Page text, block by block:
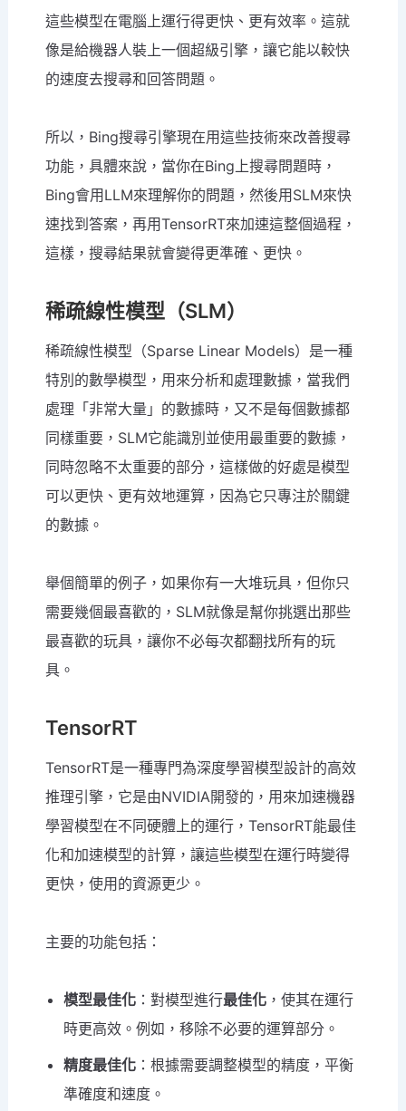
這些模型在電腦上運行得更快、更有效率。這就
像是給機器人裝上一個超級引擎，讓它能以較快
的速度去搜尋和回答問題。
所以，Bing搜尋引擎現在用這些技術來改善搜尋
功能，具體來說，當你在Bing上搜尋問題時，
Bing會用LLM來理解你的問題，然後用SLM來快
速找到答案，再用TensorRT來加速這整個過程，
這樣，搜尋結果就會變得更準確、更快。
稀疏線性模型（SLM）
稀疏線性模型（Sparse Linear Models）是一種
特別的數學模型，用來分析和處理數據，當我們
處理「非常大量」的數據時，又不是每個數據都
同樣重要，SLM它能識別並使用最重要的數據，
同時忽略不太重要的部分，這樣做的好處是模型
可以更快、更有效地運算，因為它只專注於關鍵
的數據。
舉個簡單的例子，如果你有一大堆玩具，但你只
需要幾個最喜歡的，SLM就像是幫你挑選出那些
最喜歡的玩具，讓你不必每次都翻找所有的玩
具。
TensorRT
TensorRT是一種專門為深度學習模型設計的高效
推理引擎，它是由NVIDIA開發的，用來加速機器
學習模型在不同硬體上的運行，TensorRT能最佳
化和加速模型的計算，讓這些模型在運行時變得
更快，使用的資源更少。
主要的功能包括：
模型最佳化：對模型進行最佳化，使其在運行
時更高效。例如，移除不必要的運算部分。
精度最佳化：根據需要調整模型的精度，平衡
準確度和速度。